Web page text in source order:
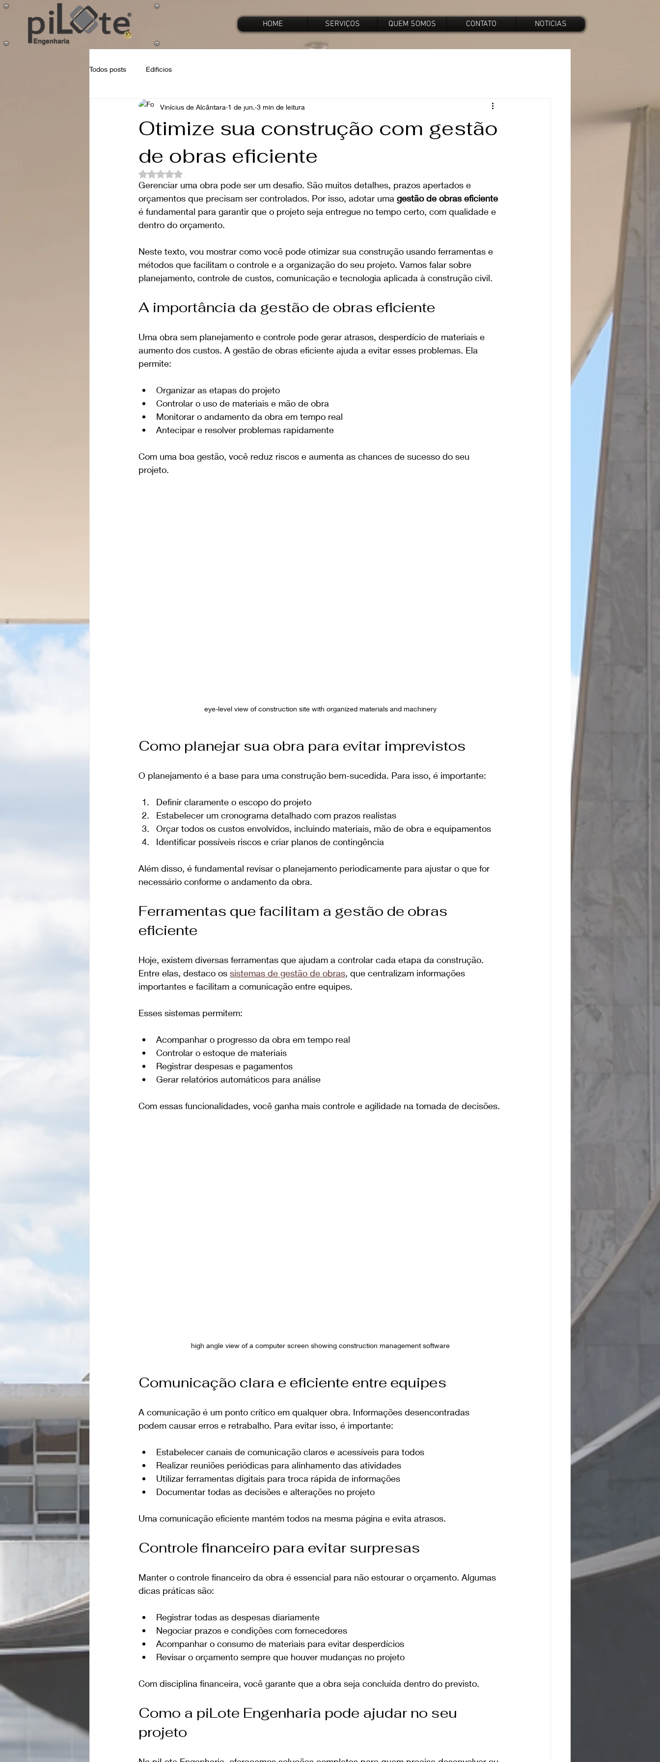
HOME SERVIÇOS QUEM SOMOS CONTATO NOTICIAS
Todos posts Edificios
Otimize sua construção com gestão
de obras eficiente
Vinícius de Alcântara 1 de jun. 3 min de leitura
Avaliado com NaN de 5 estrelas.
Gerenciar uma obra pode ser um desafio. São muitos detalhes, prazos apertados e
orçamentos que precisam ser controlados. Por isso, adotar uma gestão de obras eficiente
é fundamental para garantir que o projeto seja entregue no tempo certo, com qualidade e
dentro do orçamento.
Neste texto, vou mostrar como você pode otimizar sua construção usando ferramentas e
métodos que facilitam o controle e a organização do seu projeto. Vamos falar sobre
planejamento, controle de custos, comunicação e tecnologia aplicada à construção civil.
A importância da gestão de obras eficiente
Uma obra sem planejamento e controle pode gerar atrasos, desperdício de materiais e
aumento dos custos. A gestão de obras eficiente ajuda a evitar esses problemas. Ela
permite:
Organizar as etapas do projeto
Controlar o uso de materiais e mão de obra
Monitorar o andamento da obra em tempo real
Antecipar e resolver problemas rapidamente
Com uma boa gestão, você reduz riscos e aumenta as chances de sucesso do seu
projeto.
eye-level view of construction site with organized materials and machinery
Como planejar sua obra para evitar imprevistos
O planejamento é a base para uma construção bem-sucedida. Para isso, é importante:
Definir claramente o escopo do projeto
Estabelecer um cronograma detalhado com prazos realistas
Orçar todos os custos envolvidos, incluindo materiais, mão de obra e equipamentos
Identificar possíveis riscos e criar planos de contingência
Além disso, é fundamental revisar o planejamento periodicamente para ajustar o que for
necessário conforme o andamento da obra.
Ferramentas que facilitam a gestão de obras
eficiente
Hoje, existem diversas ferramentas que ajudam a controlar cada etapa da construção.
Entre elas, destaco os sistemas de gestão de obras, que centralizam informações
importantes e facilitam a comunicação entre equipes.
Esses sistemas permitem:
Acompanhar o progresso da obra em tempo real
Controlar o estoque de materiais
Registrar despesas e pagamentos
Gerar relatórios automáticos para análise
Com essas funcionalidades, você ganha mais controle e agilidade na tomada de decisões.
high angle view of a computer screen showing construction management software
Comunicação clara e eficiente entre equipes
A comunicação é um ponto crítico em qualquer obra. Informações desencontradas
podem causar erros e retrabalho. Para evitar isso, é importante:
Estabelecer canais de comunicação claros e acessíveis para todos
Realizar reuniões periódicas para alinhamento das atividades
Utilizar ferramentas digitais para troca rápida de informações
Documentar todas as decisões e alterações no projeto
Uma comunicação eficiente mantém todos na mesma página e evita atrasos.
Controle financeiro para evitar surpresas
Manter o controle financeiro da obra é essencial para não estourar o orçamento. Algumas
dicas práticas são:
Registrar todas as despesas diariamente
Negociar prazos e condições com fornecedores
Acompanhar o consumo de materiais para evitar desperdícios
Revisar o orçamento sempre que houver mudanças no projeto
Com disciplina financeira, você garante que a obra seja concluída dentro do previsto.
Como a piLote Engenharia pode ajudar no seu
projeto